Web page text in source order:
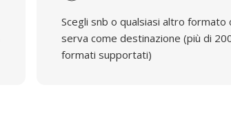
Scegli snb o qualsiasi altro formato
serva come destinazione (più di
formati supportati)